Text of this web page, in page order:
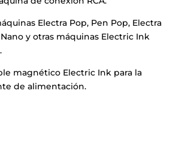
Electra Pop, Pen Pop, Electra
y otras máquinas Electric Ink
magnético Electric Ink para la
de alimentación.